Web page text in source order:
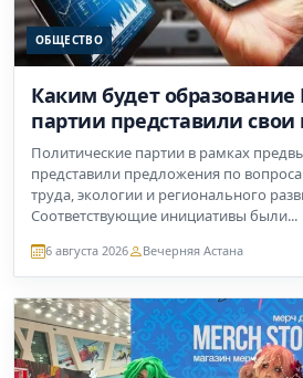
ОБЩЕСТВО
Каким будет образование
партии представили
Политические партии в рамках
представили предложения по
труда, экологии и регионального
Соответствующие инициативы были...
6 августа 2026 Вечерняя Астана